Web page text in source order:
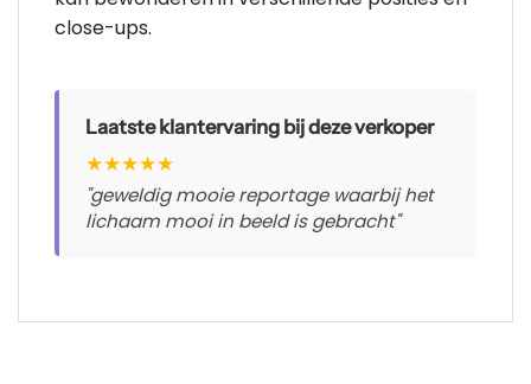
close-ups.
Laatste klantervaring bij deze verkoper
★★★★★
"geweldig mooie reportage waarbij het
lichaam mooi in beeld is gebracht"